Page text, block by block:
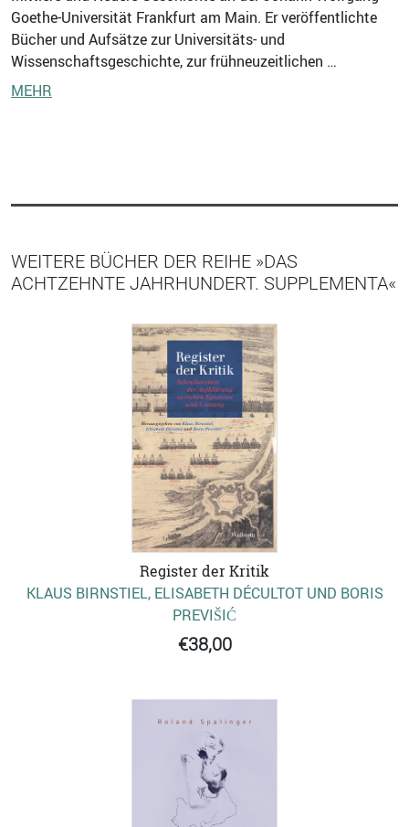
Goethe-Universität Frankfurt am Main. Er veröffentlichte
Bücher und Aufsätze zur Universitäts- und
Wissenschaftsgeschichte, zur frühneuzeitlichen …
MEHR
WEITERE BÜCHER DER REIHE »DAS
ACHTZEHNTE JAHRHUNDERT. SUPPLEMENTA«
Register der Kritik
KLAUS BIRNSTIEL, ELISABETH DÉCULTOT UND BORIS
PREVIŠIĆ
€38,00